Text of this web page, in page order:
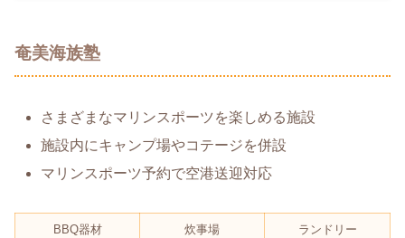
奄美海族塾
さまざまなマリンスポーツを楽しめる施設
施設内にキャンプ場やコテージを併設
マリンスポーツ予約で空港送迎対応
BBQ器材 炊事場 ランドリー